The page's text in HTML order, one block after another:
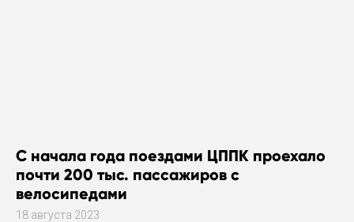
С начала года поездами ЦППК проехало
почти 200 тыс. пассажиров с
велосипедами
18 августа 2023